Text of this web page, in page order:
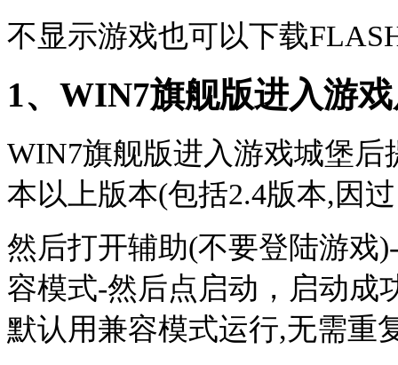
不显示游戏也可以下载
1、WIN7旗舰版进入游
WIN7旗舰版进入游戏城堡
本以上版本(包括2.4版本,因
然后打开辅助(不要登陆游戏
容模式-然后点启动，启动成
默认用兼容模式运行,无需重